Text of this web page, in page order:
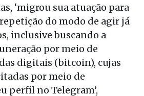
‘migrou sua atuação para
do modo de agir já
inclusive buscando a
por meio de
digitais (bitcoin), cujas
por meio de
perfil no Telegram’,